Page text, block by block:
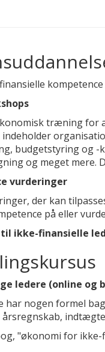
træning for
budgetstyring og
og meget mere.
vurderinger
der kan
på eller
til ikke-finansielle
ledere (online og
har nogen formel
"økonomi for